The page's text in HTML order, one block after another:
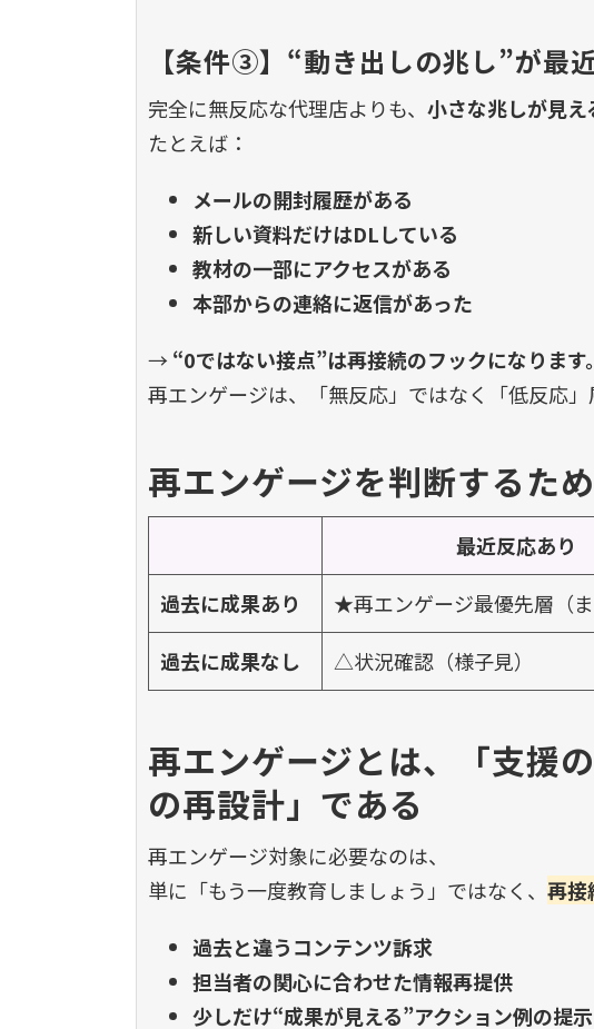
【条件③】“動き出しの兆し”が最
完全に無反応な代理店よりも、 小さな兆しが見え
たとえば：
メールの開封履歴がある
新しい資料だけはDLしている
教材の一部にアクセスがある
本部からの連絡に返信があった
→ “0ではない接点”は再接続のフックになります。
再エンゲージは、「無反応」ではなく「低反応」
再エンゲージを判断するた
最近反応あり
過去に成果あり
★再エンゲージ最優先層（ま
過去に成果なし
△状況確認（様子見）
再エンゲージとは、「支援
の再設計」である
再エンゲージ対象に必要なのは、
単に「もう一度教育しましょう」ではなく、 再接
過去と違うコンテンツ訴求
担当者の関心に合わせた情報再提供
少しだけ“成果が見える”アクション例の提